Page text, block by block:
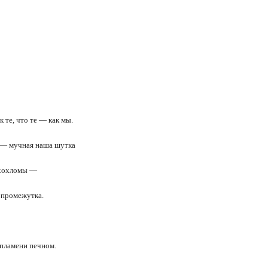
те, что те — как мы.
мучная наша шутка
хохломы —
печном.